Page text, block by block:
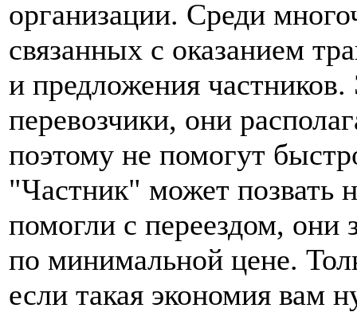
организации. Среди
связанных с оказанием
и предложения
перевозчики, они
поэтому не помогут
"Частник" может позвать
помогли с переездом, они
по минимальной цене.
если такая экономия вам